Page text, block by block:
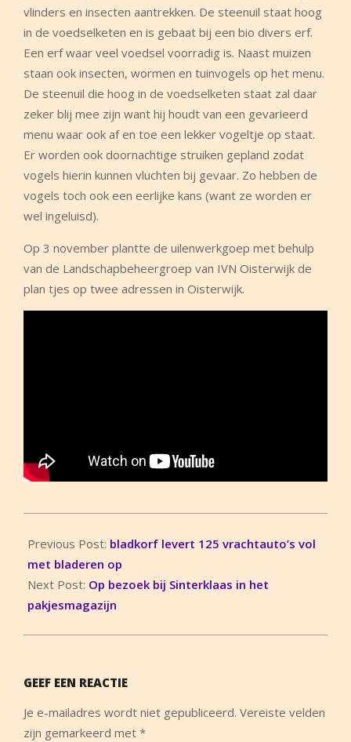
vlinders en insecten aantrekken. De steenuil staat hoog
in de voedselketen en is gebaat bij een bio divers erf.
Een erf waar veel voedsel voorradig is. Naast muizen
staan ook insecten, wormen en tuinvogels op het menu.
De steenuil die hoog in de voedselketen staat zal daar
zeker blij mee zijn want hij houdt van een gevarieerd
menu waar ook af en toe een lekker vogeltje op staat.
Er worden ook doornachtige struiken gepland zodat
vogels hierin kunnen vluchten bij gevaar. Zo hebben de
vogels toch ook een eerlijke kans (want ze worden er
wel ingeluisd).
Op 3 november plantte de uilenwerkgoep met behulp
van de Landschapbeheergroep van IVN Oisterwijk de
plan tjes op twee adressen in Oisterwijk.
11-
04
Previous Post: bladkorf levert 125 vrachtauto’s vol
met bladeren op
Next Post: Op bezoek bij Sinterklaas in het
pakjesmagazijn
GEEF EEN REACTIE
Je e-mailadres wordt niet gepubliceerd. Vereiste velden
zijn gemarkeerd met *